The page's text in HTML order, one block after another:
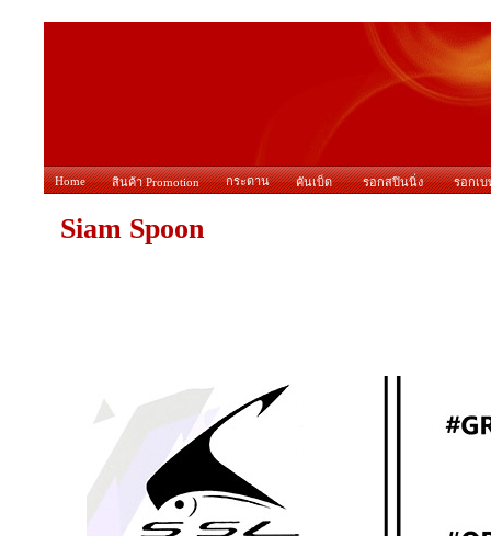
Home สินค้า Promotion กระดาน คันเบ็ด รอกสปินนิ่ง รอกเบ
Siam Spoon